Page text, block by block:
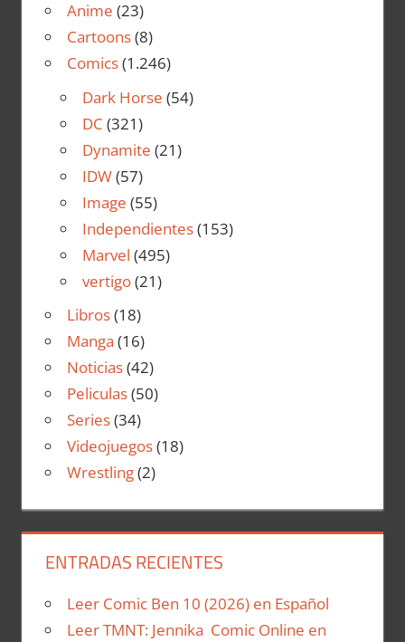
Anime (23)
Cartoons(8)
Comics(1.246)
Dark Horse (54)
DC (321)
Dynamite (21)
IDW(57)
Image (55)
Independientes(153)
Marvel (495)
vertigo(21)
Libros(18)
Manga (16)
Noticias(42)
Peliculas(50)
Series(34)
Videojuegos(18)
Wrestling(2)
ENTRADAS RECIENTES
Leer Comic Ben 10 (2026) en Español
Leer TMNT: Jennika Comic Online en